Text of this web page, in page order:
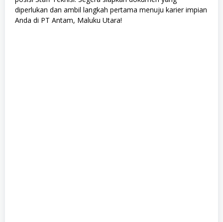
diperlukan dan ambil langkah pertama menuju karier impian
Anda di PT Antam, Maluku Utara!